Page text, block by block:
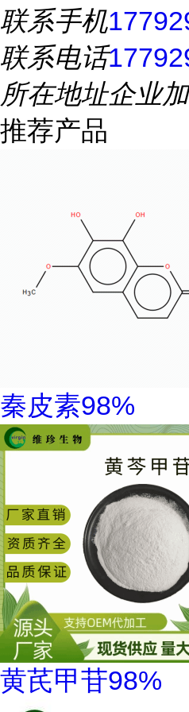
联系手机
联系电话
所在地址企业
推荐产品
秦皮素98%
黄芪甲苷98%